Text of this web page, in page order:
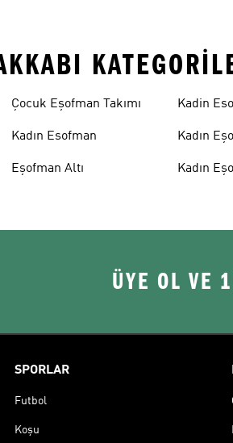
Çocuk Eşofman Takımı
Kadın Esofman
Eşofman Altı
Kadin
Kadın
Kadın
ÜYE OL VE
SPORLAR
Futbol
Koşu